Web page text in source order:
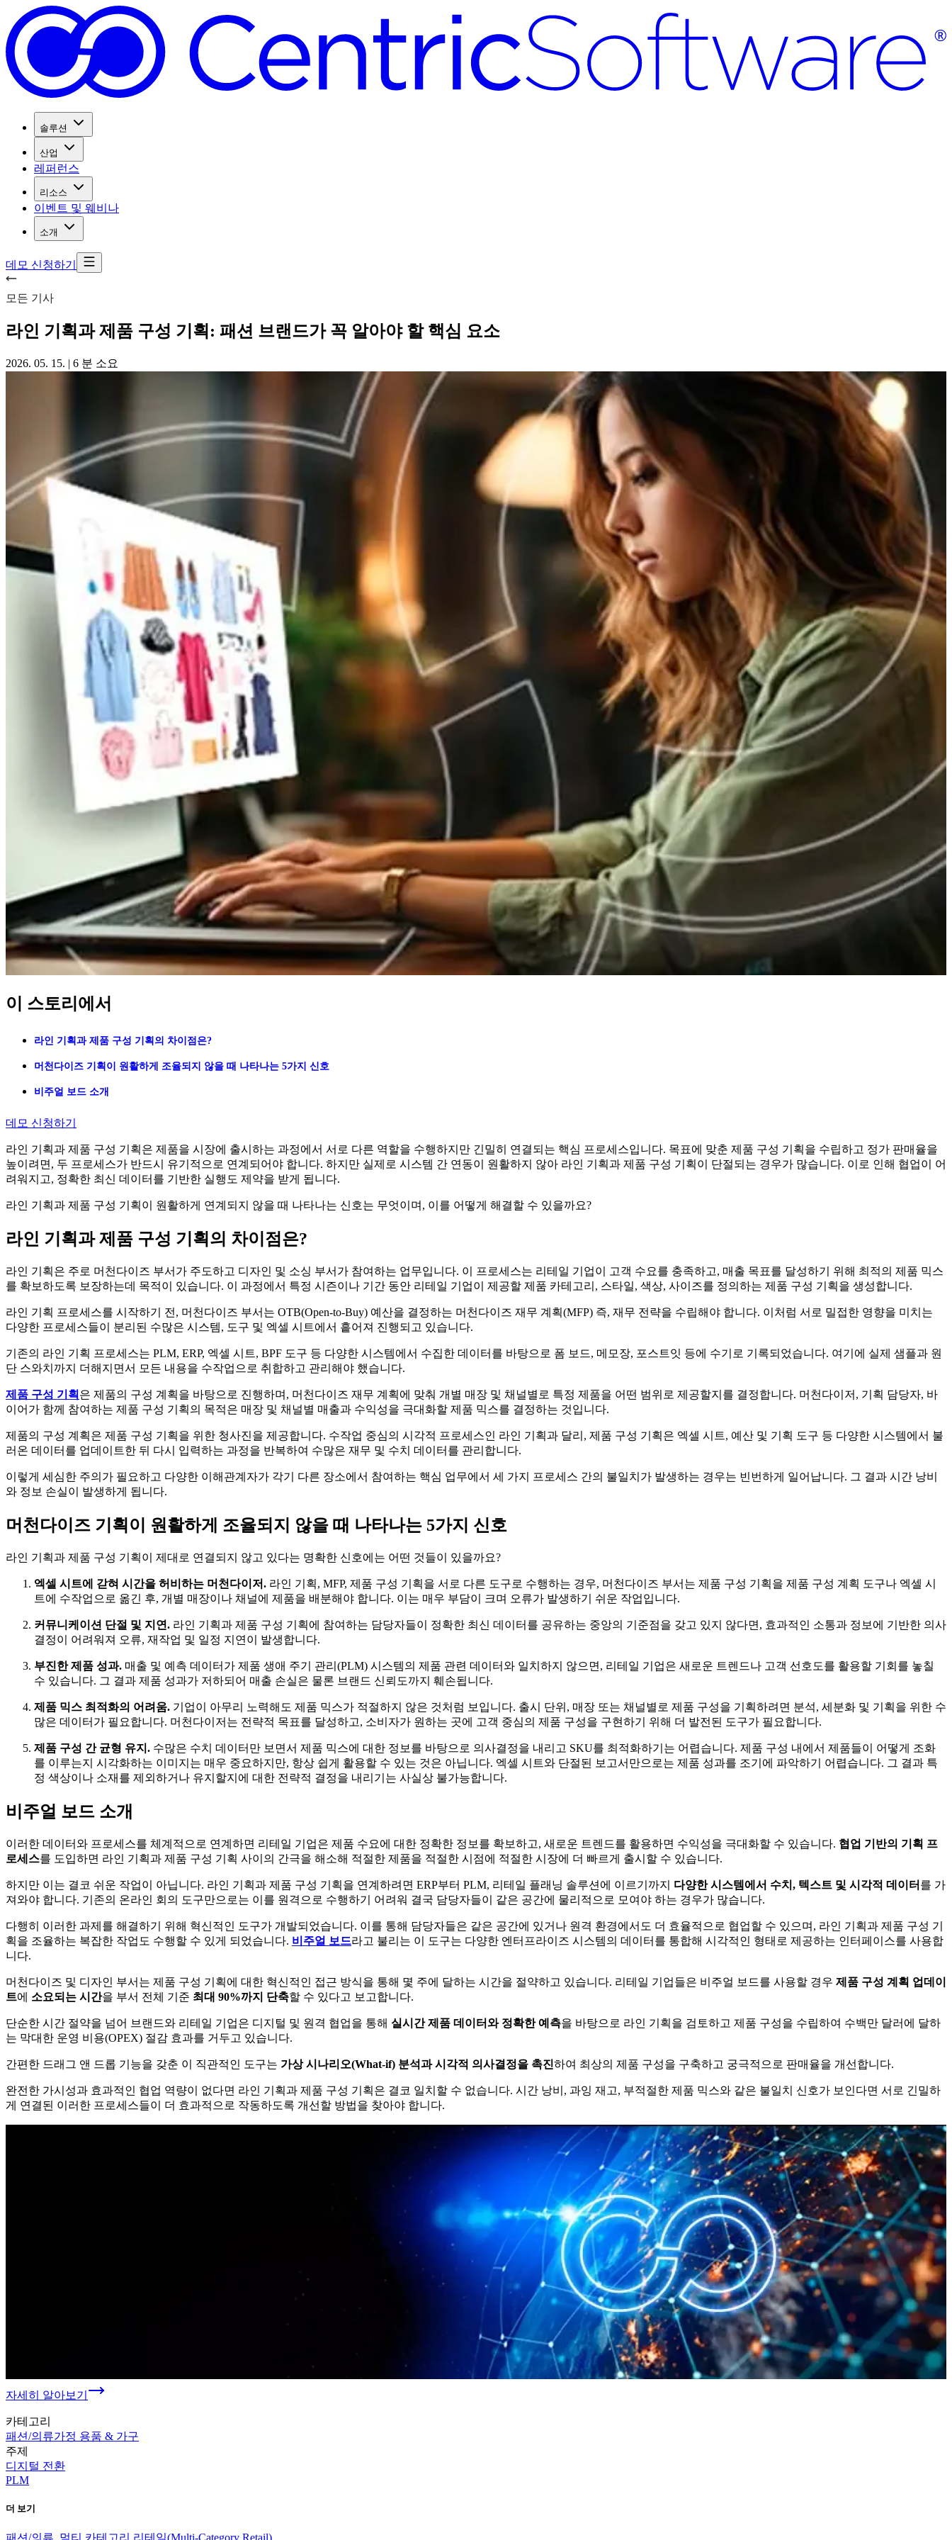
솔루션
산업
레퍼런스
리소스
이벤트 및 웨비나
소개
데모 신청하기
모든 기사
라인 기획과 제품 구성 기획: 패션 브랜드가 꼭 알아야 할 핵심 요소
2026. 05. 15. | 6 분 소요
이 스토리에서
라인 기획과 제품 구성 기획의 차이점은?
머천다이즈 기획이 원활하게 조율되지 않을 때 나타나는 5가지 신호
비주얼 보드 소개
데모 신청하기
라인 기획과 제품 구성 기획은 제품을 시장에 출시하는 과정에서 서로 다른 역할을 수행하지만 긴밀히 연결되는 핵심 프로세스입니다. 목표에 맞춘 제품 구성 기획을 수립하고 정가 판매율을
높이려면, 두 프로세스가 반드시 유기적으로 연계되어야 합니다. 하지만 실제로 시스템 간 연동이 원활하지 않아 라인 기획과 제품 구성 기획이 단절되는 경우가 많습니다. 이로 인해 협업이 어
려워지고, 정확한 최신 데이터를 기반한 실행도 제약을 받게 됩니다.
라인 기획과 제품 구성 기획이 원활하게 연계되지 않을 때 나타나는 신호는 무엇이며, 이를 어떻게 해결할 수 있을까요?
라인 기획과 제품 구성 기획의 차이점은?
라인 기획은 주로 머천다이즈 부서가 주도하고 디자인 및 소싱 부서가 참여하는 업무입니다. 이 프로세스는 리테일 기업이 고객 수요를 충족하고, 매출 목표를 달성하기 위해 최적의 제품 믹스
를 확보하도록 보장하는데 목적이 있습니다. 이 과정에서 특정 시즌이나 기간 동안 리테일 기업이 제공할 제품 카테고리, 스타일, 색상, 사이즈를 정의하는 제품 구성 기획을 생성합니다.
라인 기획 프로세스를 시작하기 전, 머천다이즈 부서는 OTB(Open-to-Buy) 예산을 결정하는 머천다이즈 재무 계획(MFP) 즉, 재무 전략을 수립해야 합니다. 이처럼 서로 밀접한 영향을 미치는
다양한 프로세스들이 분리된 수많은 시스템, 도구 및 엑셀 시트에서 흩어져 진행되고 있습니다.
기존의 라인 기획 프로세스는 PLM, ERP, 엑셀 시트, BPF 도구 등 다양한 시스템에서 수집한 데이터를 바탕으로 폼 보드, 메모장, 포스트잇 등에 수기로 기록되었습니다. 여기에 실제 샘플과 원
단 스와치까지 더해지면서 모든 내용을 수작업으로 취합하고 관리해야 했습니다.
제품 구성 기획 은 제품의 구성 계획을 바탕으로 진행하며, 머천다이즈 재무 계획에 맞춰 개별 매장 및 채널별로 특정 제품을 어떤 범위로 제공할지를 결정합니다. 머천다이저, 기획 담당자, 바
이어가 함께 참여하는 제품 구성 기획의 목적은 매장 및 채널별 매출과 수익성을 극대화할 제품 믹스를 결정하는 것입니다.
제품의 구성 계획은 제품 구성 기획을 위한 청사진을 제공합니다. 수작업 중심의 시각적 프로세스인 라인 기획과 달리, 제품 구성 기획은 엑셀 시트, 예산 및 기획 도구 등 다양한 시스템에서 불
러온 데이터를 업데이트한 뒤 다시 입력하는 과정을 반복하여 수많은 재무 및 수치 데이터를 관리합니다.
이렇게 세심한 주의가 필요하고 다양한 이해관계자가 각기 다른 장소에서 참여하는 핵심 업무에서 세 가지 프로세스 간의 불일치가 발생하는 경우는 빈번하게 일어납니다. 그 결과 시간 낭비
와 정보 손실이 발생하게 됩니다.
머천다이즈 기획이 원활하게 조율되지 않을 때 나타나는 5가지 신호
라인 기획과 제품 구성 기획이 제대로 연결되지 않고 있다는 명확한 신호에는 어떤 것들이 있을까요?
엑셀 시트에 갇혀 시간을 허비하는 머천다이저. 라인 기획, MFP, 제품 구성 기획을 서로 다른 도구로 수행하는 경우, 머천다이즈 부서는 제품 구성 기획을 제품 구성 계획 도구나 엑셀 시
트에 수작업으로 옮긴 후, 개별 매장이나 채널에 제품을 배분해야 합니다. 이는 매우 부담이 크며 오류가 발생하기 쉬운 작업입니다.
커뮤니케이션 단절 및 지연. 라인 기획과 제품 구성 기획에 참여하는 담당자들이 정확한 최신 데이터를 공유하는 중앙의 기준점을 갖고 있지 않다면, 효과적인 소통과 정보에 기반한 의사
결정이 어려워져 오류, 재작업 및 일정 지연이 발생합니다.
부진한 제품 성과. 매출 및 예측 데이터가 제품 생애 주기 관리(PLM) 시스템의 제품 관련 데이터와 일치하지 않으면, 리테일 기업은 새로운 트렌드나 고객 선호도를 활용할 기회를 놓칠
수 있습니다. 그 결과 제품 성과가 저하되어 매출 손실은 물론 브랜드 신뢰도까지 훼손됩니다.
제품 믹스 최적화의 어려움. 기업이 아무리 노력해도 제품 믹스가 적절하지 않은 것처럼 보입니다. 출시 단위, 매장 또는 채널별로 제품 구성을 기획하려면 분석, 세분화 및 기획을 위한 수
많은 데이터가 필요합니다. 머천다이저는 전략적 목표를 달성하고, 소비자가 원하는 곳에 고객 중심의 제품 구성을 구현하기 위해 더 발전된 도구가 필요합니다.
제품 구성 간 균형 유지. 수많은 수치 데이터만 보면서 제품 믹스에 대한 정보를 바탕으로 의사결정을 내리고 SKU를 최적화하기는 어렵습니다. 제품 구성 내에서 제품들이 어떻게 조화
를 이루는지 시각화하는 이미지는 매우 중요하지만, 항상 쉽게 활용할 수 있는 것은 아닙니다. 엑셀 시트와 단절된 보고서만으로는 제품 성과를 조기에 파악하기 어렵습니다. 그 결과 특
정 색상이나 소재를 제외하거나 유지할지에 대한 전략적 결정을 내리기는 사실상 불가능합니다.
비주얼 보드 소개
이러한 데이터와 프로세스를 체계적으로 연계하면 리테일 기업은 제품 수요에 대한 정확한 정보를 확보하고, 새로운 트렌드를 활용하면 수익성을 극대화할 수 있습니다. 협업 기반의 기획 프
로세스를 도입하면 라인 기획과 제품 구성 기획 사이의 간극을 해소해 적절한 제품을 적절한 시점에 적절한 시장에 더 빠르게 출시할 수 있습니다.
하지만 이는 결코 쉬운 작업이 아닙니다. 라인 기획과 제품 구성 기획을 연계하려면 ERP부터 PLM, 리테일 플래닝 솔루션에 이르기까지 다양한 시스템에서 수치, 텍스트 및 시각적 데이터 를 가
져와야 합니다. 기존의 온라인 회의 도구만으로는 이를 원격으로 수행하기 어려워 결국 담당자들이 같은 공간에 물리적으로 모여야 하는 경우가 많습니다.
다행히 이러한 과제를 해결하기 위해 혁신적인 도구가 개발되었습니다. 이를 통해 담당자들은 같은 공간에 있거나 원격 환경에서도 더 효율적으로 협업할 수 있으며, 라인 기획과 제품 구성 기
획을 조율하는 복잡한 작업도 수행할 수 있게 되었습니다. 비주얼 보드라고 불리는 이 도구는 다양한 엔터프라이즈 시스템의 데이터를 통합해 시각적인 형태로 제공하는 인터페이스를 사용합
니다.
머천다이즈 및 디자인 부서는 제품 구성 기획에 대한 혁신적인 접근 방식을 통해 몇 주에 달하는 시간을 절약하고 있습니다. 리테일 기업들은 비주얼 보드를 사용할 경우 제품 구성 계획 업데이
트에 소요되는 시간을 부서 전체 기준 최대 90%까지 단축할 수 있다고 보고합니다.
단순한 시간 절약을 넘어 브랜드와 리테일 기업은 디지털 및 원격 협업을 통해 실시간 제품 데이터와 정확한 예측을 바탕으로 라인 기획을 검토하고 제품 구성을 수립하여 수백만 달러에 달하
는 막대한 운영 비용(OPEX) 절감 효과를 거두고 있습니다.
간편한 드래그 앤 드롭 기능을 갖춘 이 직관적인 도구는 가상 시나리오(What-if) 분석과 시각적 의사결정을 촉진하여 최상의 제품 구성을 구축하고 궁극적으로 판매율을 개선합니다.
완전한 가시성과 효과적인 협업 역량이 없다면 라인 기획과 제품 구성 기획은 결코 일치할 수 없습니다. 시간 낭비, 과잉 재고, 부적절한 제품 믹스와 같은 불일치 신호가 보인다면 서로 긴밀하
게 연결된 이러한 프로세스들이 더 효과적으로 작동하도록 개선할 방법을 찾아야 합니다.
자세히 알아보기
카테고리
패션/의류가정 용품 & 가구
주제
디지털 전환
PLM
더 보기